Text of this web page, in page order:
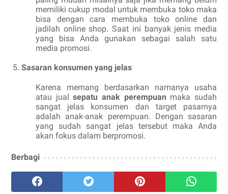
memiliki cukup modal untuk membuka toko maka
bisa dengan cara membuka toko online dan
jadilah online shop. Saat ini banyak jenis media
yang bisa Anda gunakan sebagai salah satu
media promosi.
Sasaran konsumen yang jelas
Karena memang berdasarkan namanya usaha
atau jualsepatu anak perempuan maka sudah
sangat jelas konsumen dan target pasarnya
adalah anak-anak perempuan. Dengan sasaran
yang sudah sangat jelas tersebut maka Anda
akan fokus dalam berpromosi.
Berbagi